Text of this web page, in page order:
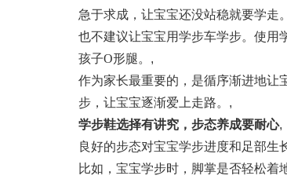
急于求成，让宝宝还没站稳就要学走。
也不建议让宝宝用学步车学步。使用
孩子O形腿。 ,
作为家长最重要的，是循序渐进地让
步，让宝宝逐渐爱上走路。 ,
学步鞋选择有讲究，步态养成要耐心,
良好的步态对宝宝学步进度和足部生
比如，宝宝学步时，脚掌是否轻松